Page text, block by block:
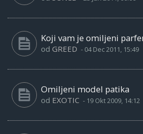
Koji vam je omiljeni
od GREED - 04 Dec 2011, 15:49
Omiljeni model patika
od EXOTIC - 19 Okt 2009, 14:12